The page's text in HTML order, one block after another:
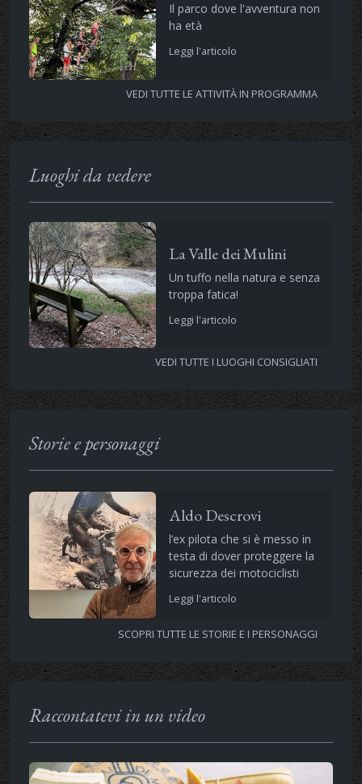
Il parco dove l'avventura non
ha età
Leggi l'articolo
VEDI TUTTE LE ATTIVITÀ IN PROGRAMMA
Luoghi da vedere
La Valle dei Mulini
Un tuffo nella natura e senza
troppa fatica!
Leggi l'articolo
VEDI TUTTE I LUOGHI CONSIGLIATI
Storie e personaggi
Aldo Descrovi
l’ex pilota che si è messo in
testa di dover proteggere la
sicurezza dei motociclisti
Leggi l'articolo
SCOPRI TUTTE LE STORIE E I PERSONAGGI
Raccontatevi in un video